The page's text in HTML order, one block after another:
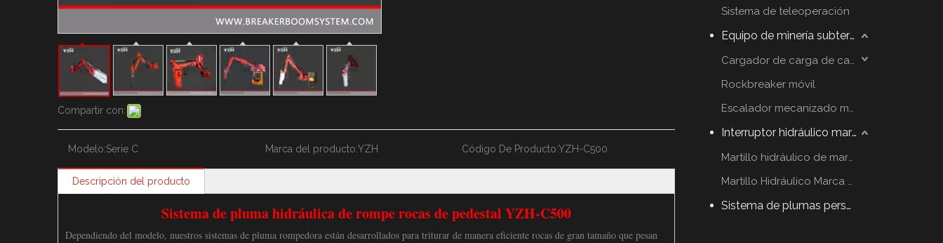
Compartir con:
Modelo:Serie C Marca del producto:YZH Código De Producto:YZH-C500
Descripción del producto
Sistema de pluma hidráulica de rompe rocas de pedestal YZH-C500
Dependiendo del modelo, nuestros sistemas de pluma rompedora están desarrollados para triturar de manera eficiente rocas de gran tamaño que pesan
Sistema de teleoperación
Equipo de minería subterráneo
Cargador de carga de carga
Rockbreaker móvil
Escalador mecanizado móvil
Interruptor hidráulico martillo
Martillo hidráulico de marca YZH
Martillo Hidráulico Marca Rammer
Sistema de plumas personalizadas